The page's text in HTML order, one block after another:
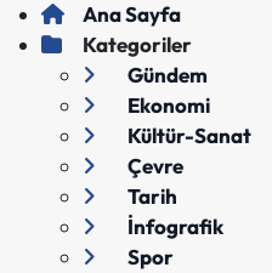
Ana Sayfa
Kategoriler
Gündem
Ekonomi
Kültür-Sanat
Çevre
Tarih
İnfografik
Spor